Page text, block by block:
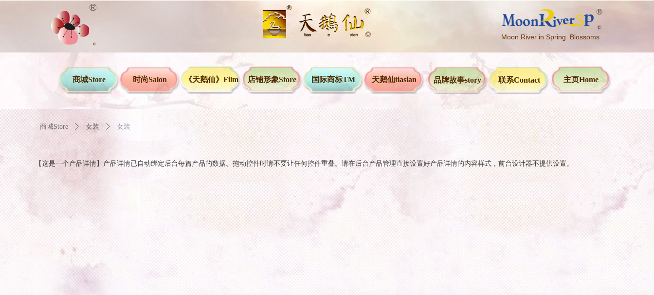
Moon River in Spring Blossoms
商城Store 《天鹅仙》Film
时尚Salon 店铺形象Store 国际商标TM 天鹅仙tiasian 联系Contact 主页Home
品牌故事story
商城Store ꄲ 女装 ꄲ 女装
【这是一个产品详情】产品详情已自动绑定后台每篇产品的数据。拖动控件时请不要让任何控件重叠。请在后台产品管理直接设置好产品详情的内容样式，前台设计器不提供设置。